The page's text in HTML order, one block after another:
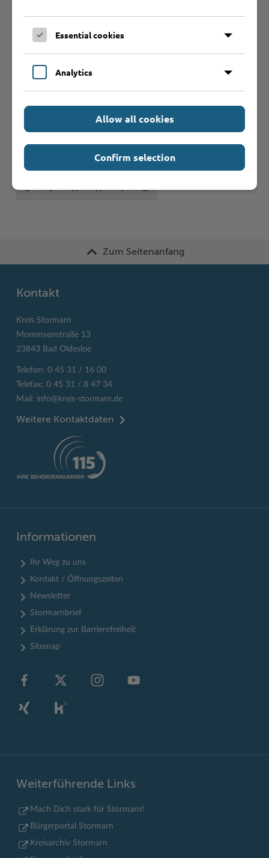
Formulare
Leistungen von A bis Z
K
U V W X Y Z
Zum Seitenanfang
Kontakt
Kreis Stormarn
Mommsenstraße 13
23843 Bad Oldesloe
Telefon: 0 45 31 / 16 00
Telefax: 0 45 31 / 8 47 34
Mail: info@kreis-stormarn.de
Weitere Kontaktdaten
Informationen
Ihr Weg zu uns
Kontakt / Öffnungszeiten
Newsletter
Stormarnbrief
Erklärung zur Barrierefreiheit
Sitemap
Weiterführende Links
Mach Dich stark für Stormarn!
Bürgerportal Stormarn
Kreisarchiv Stormarn
Essential cookies
Analytics
Allow all cookies
Confirm selection